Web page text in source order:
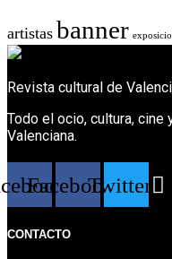
artistas banner
Revista cultural de
Todo el ocio, cultura, cine
Valenciana.
FacebookTwitter
CONTACTO